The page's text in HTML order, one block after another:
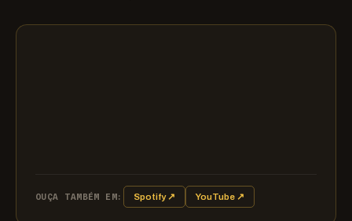
OUÇA TAMBÉM EM: Spotify ↗ YouTube ↗